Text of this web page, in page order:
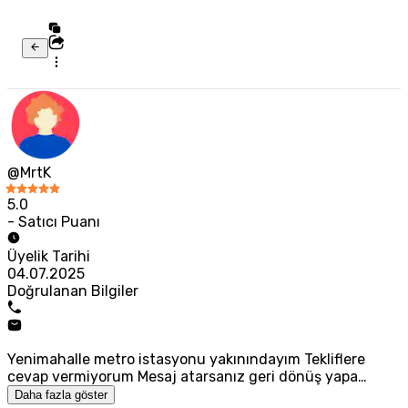
@MrtK
5.0
- Satıcı Puanı
Üyelik Tarihi
04.07.2025
Doğrulanan Bilgiler
Yenimahalle metro istasyonu yakınındayım Tekliflere
cevap vermiyorum Mesaj atarsanız geri dönüş yapa…
Daha fazla göster